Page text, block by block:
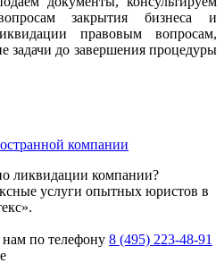
закрытия бизнеса и
правовым вопросам,
задачи до завершения процедуры
компании
ликвидации компании?
услуги опытных юристов в
нам по телефону 8 (495) 223-48-91